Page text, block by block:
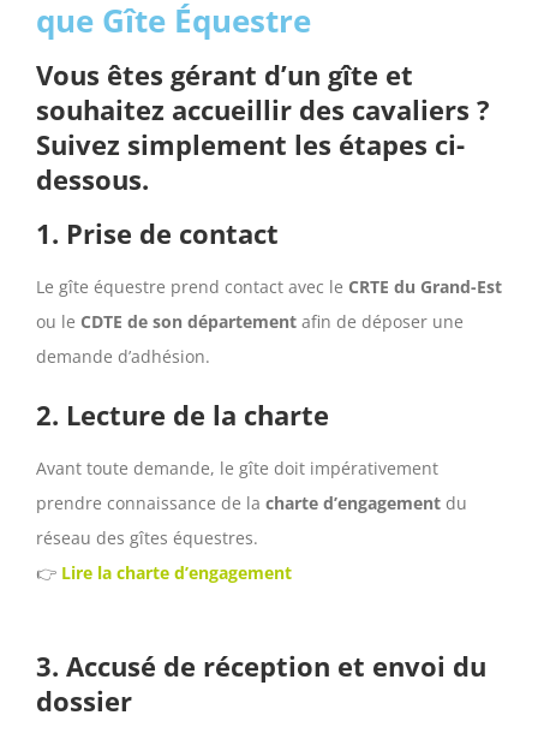
que Gîte Équestre
Vous êtes gérant d’un gîte et
souhaitez accueillir des cavaliers ?
Suivez simplement les étapes ci-
dessous.
1. Prise de contact
Le gîte équestre prend contact avec le CRTE du Grand-Est
ou le CDTE de son départementafin de déposer une
demande d’adhésion.
2. Lecture de la charte
Avant toute demande, le gîte doit impérativement
prendre connaissance de la charte d’engagementdu
réseau des gîtes équestres.
👉 Lire la charte d’engagement
3. Accusé de réception et envoi du
dossier